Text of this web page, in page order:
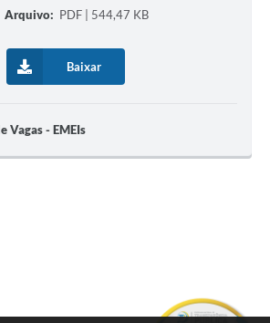
Arquivo: PDF | 544,47 KB
Baixar
Vagas - EMEIs